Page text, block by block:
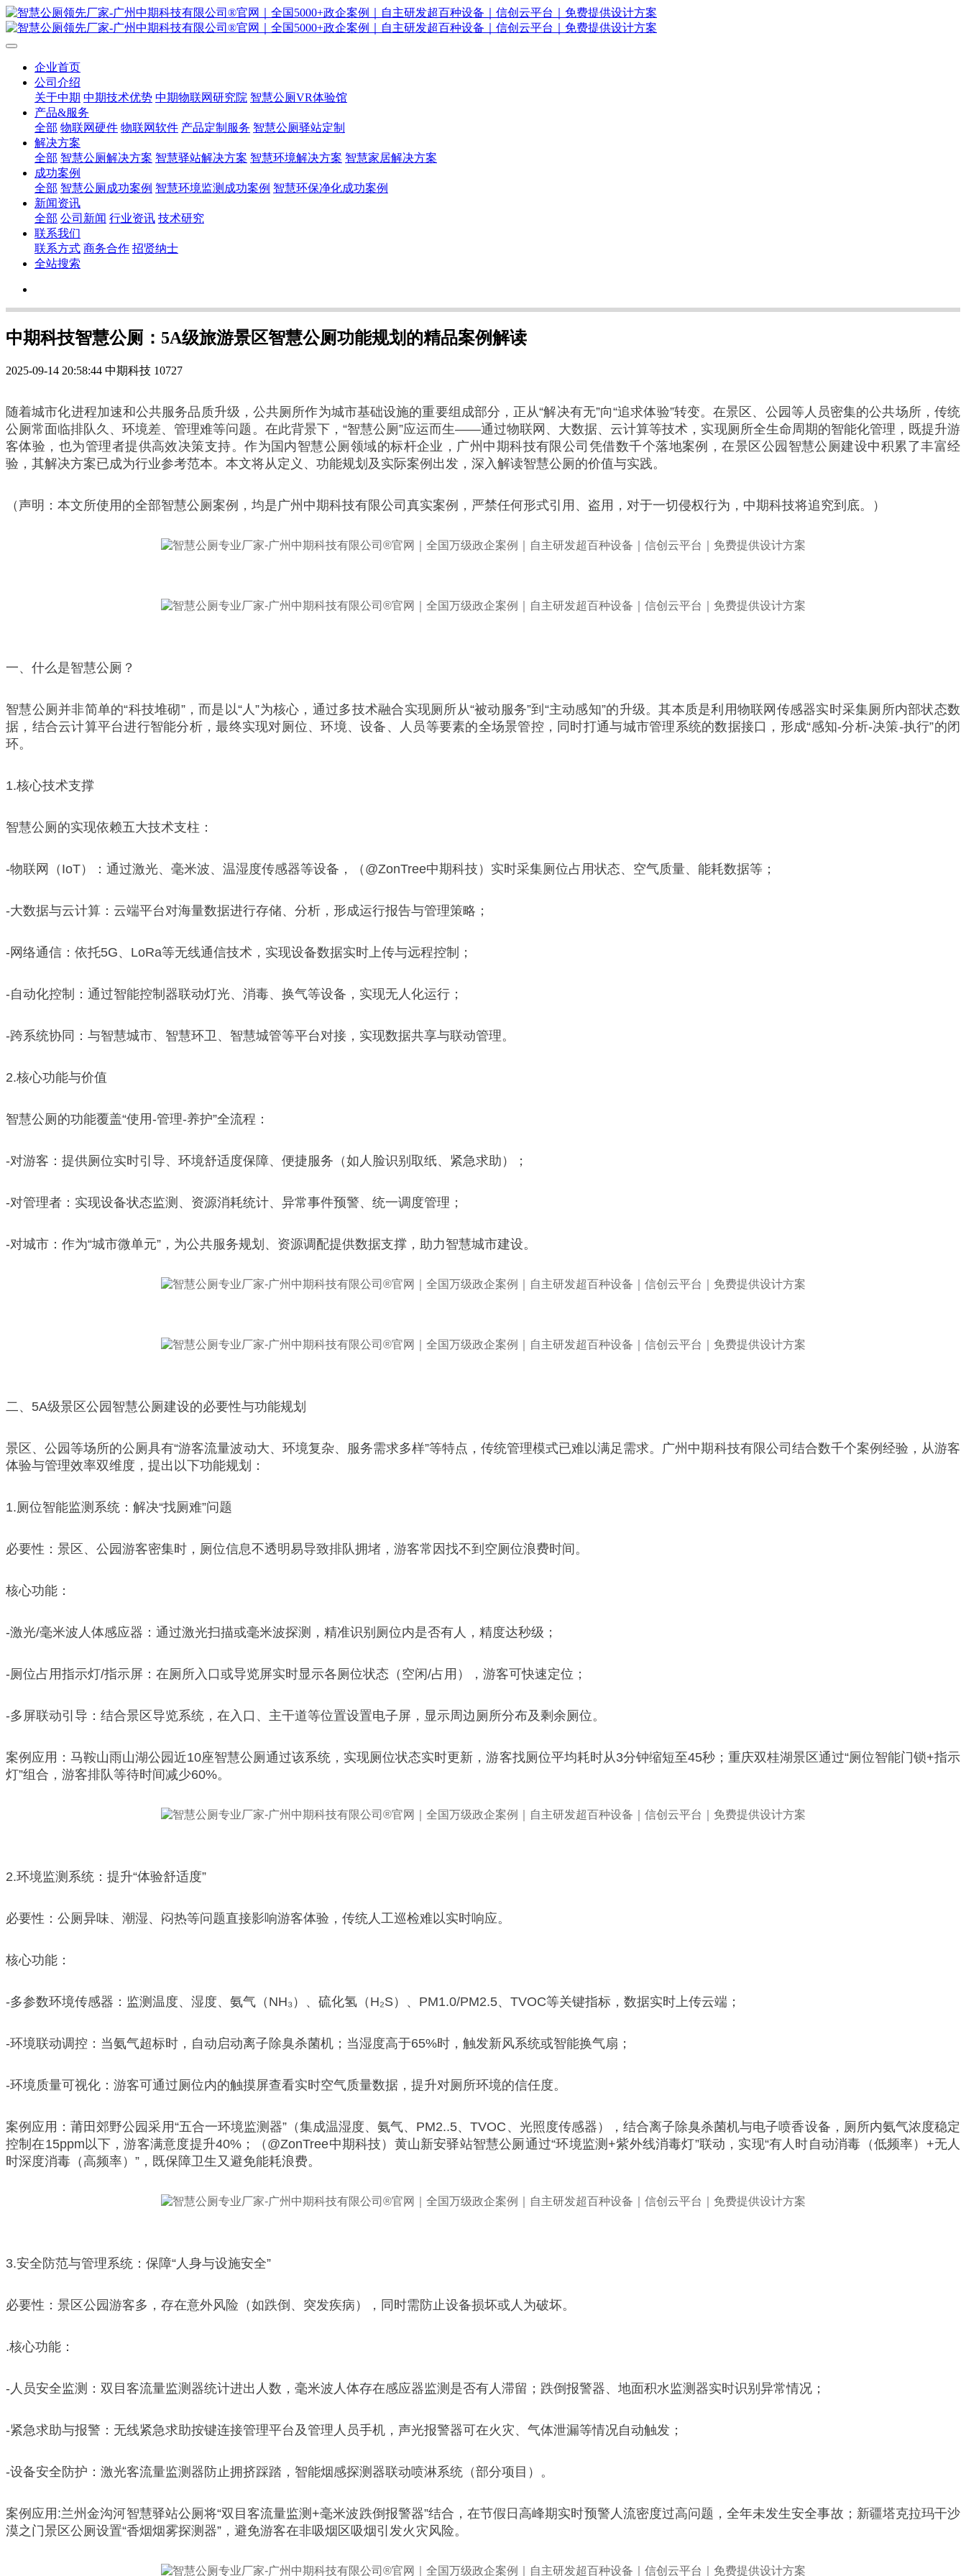
企业首页
公司介绍
关于中期 中期技术优势 中期物联网研究院 智慧公厕VR体验馆
产品&服务
全部 物联网硬件 物联网软件 产品定制服务 智慧公厕驿站定制
解决方案
全部 智慧公厕解决方案 智慧驿站解决方案 智慧环境解决方案 智慧家居解决方案
成功案例
全部 智慧公厕成功案例 智慧环境监测成功案例 智慧环保净化成功案例
新闻资讯
全部 公司新闻 行业资讯 技术研究
联系我们
联系方式 商务合作 招贤纳士
全站搜索
中期科技智慧公厕：5A级旅游景区智慧公厕功能规划的精品案例解读
2025-09-14 20:58:44 中期科技 10727
随着城市化进程加速和公共服务品质升级，公共厕所作为城市基础设施的重要组成部分，正从“解决有无”向“追求体验”转变。在景区、公园等人员密集的公共场所，传统
公厕常面临排队久、环境差、管理难等问题。在此背景下，“智慧公厕”应运而生——通过物联网、大数据、云计算等技术，实现厕所全生命周期的智能化管理，既提升游
客体验，也为管理者提供高效决策支持。作为国内智慧公厕领域的标杆企业，广州中期科技有限公司凭借数千个落地案例，在景区公园智慧公厕建设中积累了丰富经
验，其解决方案已成为行业参考范本。本文将从定义、功能规划及实际案例出发，深入解读智慧公厕的价值与实践。
（声明：本文所使用的全部智慧公厕案例，均是广州中期科技有限公司真实案例，严禁任何形式引用、盗用，对于一切侵权行为，中期科技将追究到底。）
一、什么是智慧公厕？
智慧公厕并非简单的“科技堆砌”，而是以“人”为核心，通过多技术融合实现厕所从“被动服务”到“主动感知”的升级。其本质是利用物联网传感器实时采集厕所内部状态数
据，结合云计算平台进行智能分析，最终实现对厕位、环境、设备、人员等要素的全场景管控，同时打通与城市管理系统的数据接口，形成“感知-分析-决策-执行”的闭
环。
1.核心技术支撑
智慧公厕的实现依赖五大技术支柱：
-物联网（IoT）：通过激光、毫米波、温湿度传感器等设备，（@ZonTree中期科技）实时采集厕位占用状态、空气质量、能耗数据等；
-大数据与云计算：云端平台对海量数据进行存储、分析，形成运行报告与管理策略；
-网络通信：依托5G、LoRa等无线通信技术，实现设备数据实时上传与远程控制；
-自动化控制：通过智能控制器联动灯光、消毒、换气等设备，实现无人化运行；
-跨系统协同：与智慧城市、智慧环卫、智慧城管等平台对接，实现数据共享与联动管理。
2.核心功能与价值
智慧公厕的功能覆盖“使用-管理-养护”全流程：
-对游客：提供厕位实时引导、环境舒适度保障、便捷服务（如人脸识别取纸、紧急求助）；
-对管理者：实现设备状态监测、资源消耗统计、异常事件预警、统一调度管理；
-对城市：作为“城市微单元”，为公共服务规划、资源调配提供数据支撑，助力智慧城市建设。
二、5A级景区公园智慧公厕建设的必要性与功能规划
景区、公园等场所的公厕具有“游客流量波动大、环境复杂、服务需求多样”等特点，传统管理模式已难以满足需求。广州中期科技有限公司结合数千个案例经验，从游客
体验与管理效率双维度，提出以下功能规划：
1.厕位智能监测系统：解决“找厕难”问题
必要性：景区、公园游客密集时，厕位信息不透明易导致排队拥堵，游客常因找不到空厕位浪费时间。
核心功能：
-激光/毫米波人体感应器：通过激光扫描或毫米波探测，精准识别厕位内是否有人，精度达秒级；
-厕位占用指示灯/指示屏：在厕所入口或导览屏实时显示各厕位状态（空闲/占用），游客可快速定位；
-多屏联动引导：结合景区导览系统，在入口、主干道等位置设置电子屏，显示周边厕所分布及剩余厕位。
案例应用：马鞍山雨山湖公园近10座智慧公厕通过该系统，实现厕位状态实时更新，游客找厕位平均耗时从3分钟缩短至45秒；重庆双桂湖景区通过“厕位智能门锁+指示
灯”组合，游客排队等待时间减少60%。
2.环境监测系统：提升“体验舒适度”
必要性：公厕异味、潮湿、闷热等问题直接影响游客体验，传统人工巡检难以实时响应。
核心功能：
-多参数环境传感器：监测温度、湿度、氨气（NH₃）、硫化氢（H₂S）、PM1.0/PM2.5、TVOC等关键指标，数据实时上传云端；
-环境联动调控：当氨气超标时，自动启动离子除臭杀菌机；当湿度高于65%时，触发新风系统或智能换气扇；
-环境质量可视化：游客可通过厕位内的触摸屏查看实时空气质量数据，提升对厕所环境的信任度。
案例应用：莆田郊野公园采用“五合一环境监测器”（集成温湿度、氨气、PM2..5、TVOC、光照度传感器），结合离子除臭杀菌机与电子喷香设备，厕所内氨气浓度稳定
控制在15ppm以下，游客满意度提升40%；（@ZonTree中期科技）黄山新安驿站智慧公厕通过“环境监测+紫外线消毒灯”联动，实现“有人时自动消毒（低频率）+无人
时深度消毒（高频率）”，既保障卫生又避免能耗浪费。
3.安全防范与管理系统：保障“人身与设施安全”
必要性：景区公园游客多，存在意外风险（如跌倒、突发疾病），同时需防止设备损坏或人为破坏。
.核心功能：
-人员安全监测：双目客流量监测器统计进出人数，毫米波人体存在感应器监测是否有人滞留；跌倒报警器、地面积水监测器实时识别异常情况；
-紧急求助与报警：无线紧急求助按键连接管理平台及管理人员手机，声光报警器可在火灾、气体泄漏等情况自动触发；
-设备安全防护：激光客流量监测器防止拥挤踩踏，智能烟感探测器联动喷淋系统（部分项目）。
案例应用:兰州金沟河智慧驿站公厕将“双目客流量监测+毫米波跌倒报警器”结合，在节假日高峰期实时预警人流密度过高问题，全年未发生安全事故；新疆塔克拉玛干沙
漠之门景区公厕设置“香烟烟雾探测器”，避免游客在非吸烟区吸烟引发火灾风险。